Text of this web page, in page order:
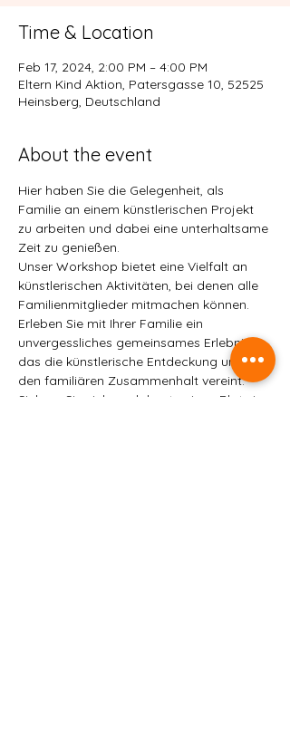
Time & Location
Feb 17, 2024, 2:00 PM – 4:00 PM
Eltern Kind Aktion, Patersgasse 10, 52525
Heinsberg, Deutschland
About the event
Hier haben Sie die Gelegenheit, als
Familie an einem künstlerischen Projekt
zu arbeiten und dabei eine unterhaltsame
Zeit zu genießen.
Unser Workshop bietet eine Vielfalt an
künstlerischen Aktivitäten, bei denen alle
Familienmitglieder mitmachen können.
Erleben Sie mit Ihrer Familie ein
unvergessliches gemeinsames Erlebnis,
das die künstlerische Entdeckung und
den familiären Zusammenhalt vereint.
Sichern Sie sich noch heute einen Platz in